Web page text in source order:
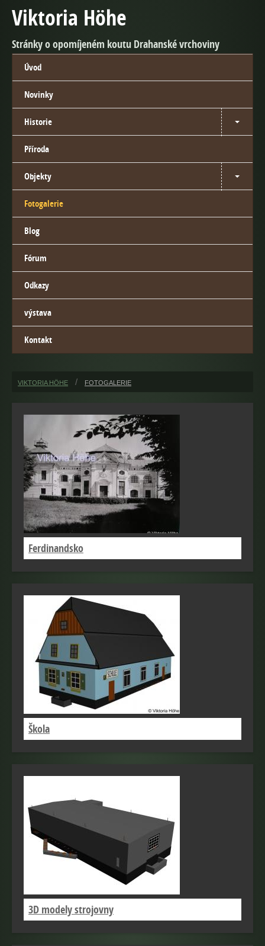
Viktoria Höhe
Stránky o opomíjeném koutu Drahanské vrchoviny
Úvod
Novinky
Historie
Příroda
Objekty
Fotogalerie
Blog
Fórum
Odkazy
výstava
Kontakt
VIKTORIA HÖHE FOTOGALERIE
Ferdinandsko
Škola
3D modely strojovny